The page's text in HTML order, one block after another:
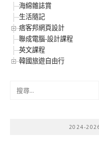
海綿雜誌賞
生活隨記
痞客邦網頁設計
聯成電腦-設計課程
英文課程
韓國旅遊自由行
2024-